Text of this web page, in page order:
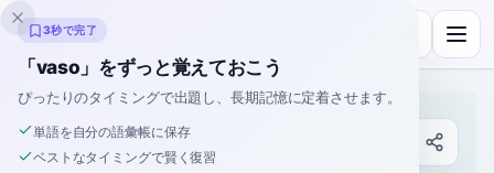
Inklingo
辞書
3秒で完了
「vaso」をずっと覚えておこう
ぴったりのタイミングで出題し、長期記憶に定着させます。
単語を自分の語彙帳に保存
ベストなタイミングで賢く復習